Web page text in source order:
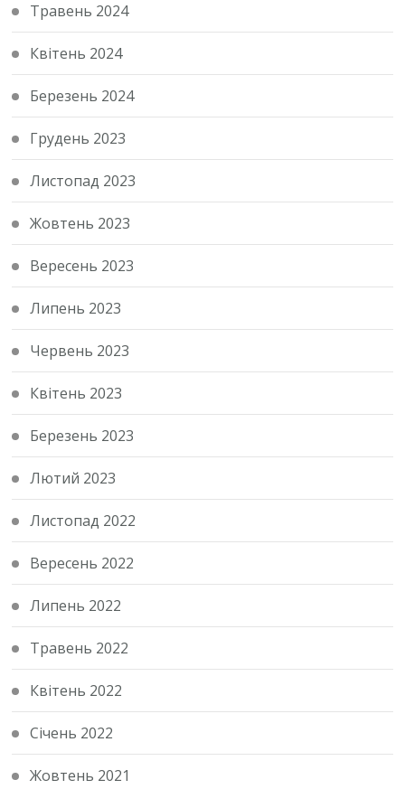
Травень 2024
Квітень 2024
Березень 2024
Грудень 2023
Листопад 2023
Жовтень 2023
Вересень 2023
Липень 2023
Червень 2023
Квітень 2023
Березень 2023
Лютий 2023
Листопад 2022
Вересень 2022
Липень 2022
Травень 2022
Квітень 2022
Січень 2022
Жовтень 2021